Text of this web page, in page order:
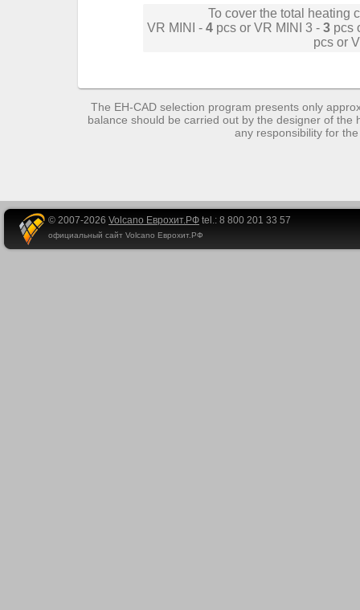
© 2007-2026 Volcano Еврохит.РФ tel.: 8 800 201 33 57
официальный сайт Volcano Еврохит.РФ